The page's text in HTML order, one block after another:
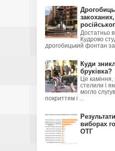
Достатньо
Кудрово
дрогобицький фонтан
Куди
бруківка?
Це
стелили і
могло
покриттям і ...
виборах
ОТГ